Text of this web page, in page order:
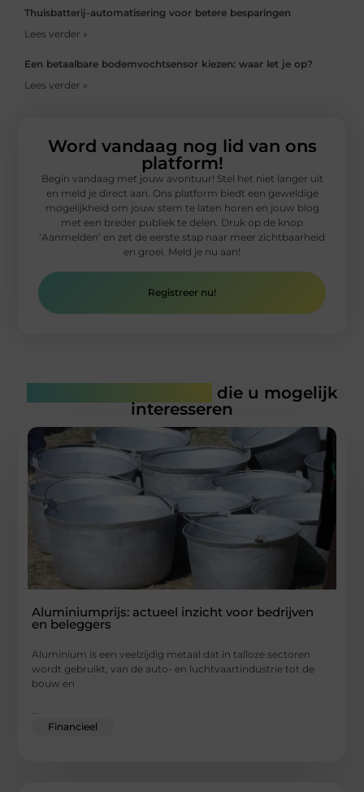
Thuisbatterij-automatisering voor betere besparingen
Lees verder »
Een betaalbare bodemvochtsensor kiezen: waar let je op?
Lees verder »
Word vandaag nog lid van ons
platform!
Begin vandaag met jouw avontuur! Stel het niet langer uit
en meld je direct aan. Ons platform biedt een geweldige
mogelijkheid om jouw stem te laten horen en jouw blog
met een breder publiek te delen. Druk op de knop
‘Aanmelden’ en zet de eerste stap naar meer zichtbaarheid
en groei. Meld je nu aan!
Registreer nu!
die u mogelijk
interesseren
Aluminiumprijs: actueel inzicht voor bedrijven
en beleggers
Aluminium is een veelzijdig metaal dat in talloze sectoren
wordt gebruikt, van de auto- en luchtvaartindustrie tot de
bouw en
Financieel